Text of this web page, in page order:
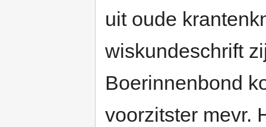
uit oude
wiskundeschrift
Boerinnenbond
voorzitster mevr.